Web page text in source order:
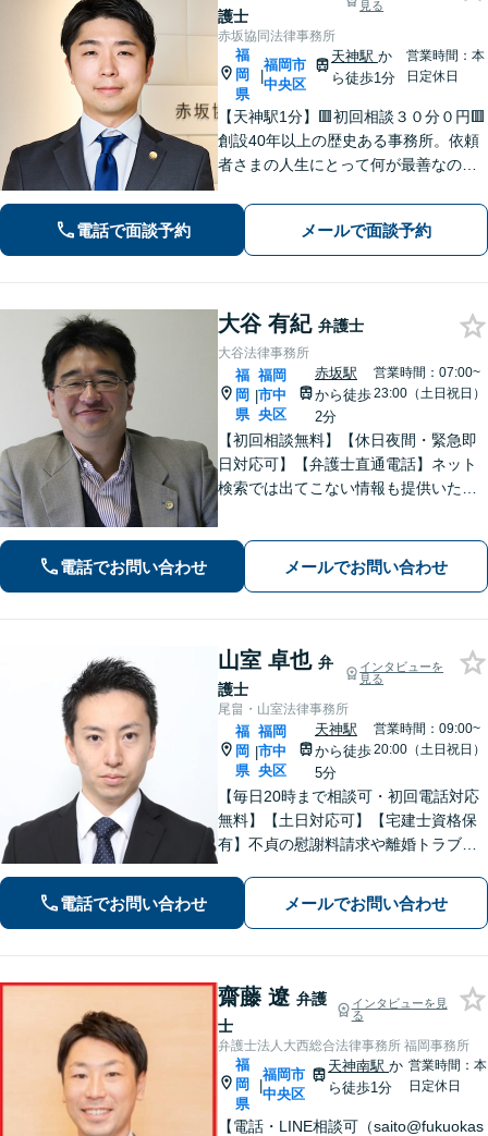
護士
見る
赤坂協同法律事務所
福
岡
県
|
福岡市
中央区
天神駅 か
ら徒歩1分
営業時間：本
日定休日
【天神駅1分】🟥初回相談３０分０円🟥
創設40年以上の歴史ある事務所。依頼
者さまの人生にとって何が最善なのか
す。丁寧なサポート＆暖かみのある誠
実な対応を心がけております！【夜
間・休日対応可】
電話で面談予約 メールで面談予約
大谷 有紀 弁護士
大谷法律事務所
福
岡
県
|
福岡
市中
央区
赤坂駅
から徒歩
2分
営業時間：07:00~
23:00（土日祝日）
【初回相談無料】【休日夜間・緊急即
日対応可】【弁護士直通電話】ネット
検索では出てこない情報も提供いたし
でも諦めずに是非一度ご相談くださ
い。【福岡市中央区赤坂駅徒歩２分】
電話でお問い合わせ メールでお問い合わせ
山室 卓也 弁
護士
インタビューを
見る
尾畠・山室法律事務所
福
岡
県
|
福岡
市中
央区
天神駅
から徒歩
5分
営業時間：09:00~
20:00（土日祝日）
【毎日20時まで相談可・初回電話対応
無料】【土日対応可】【宅建士資格保
有】不貞の慰謝料請求や離婚トラブ
務、ITサービストラブルなど幅広く対
応。あなたのパートナーとして、粘り
電話でお問い合わせ メールでお問い合わせ
齋藤 遼 弁護
士
インタビューを見
る
弁護士法人大西総合法律事務所 福岡事務所
福
岡
県
|
福岡市
中央区
天神南駅か
ら徒歩1分
営業時間：本
日定休日
【電話・LINE相談可（saito@fukuokas